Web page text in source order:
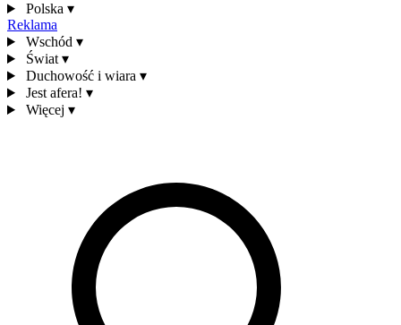
Polska ▾
Reklama
Wschód ▾
Świat ▾
Duchowość i wiara ▾
Jest afera! ▾
Więcej ▾